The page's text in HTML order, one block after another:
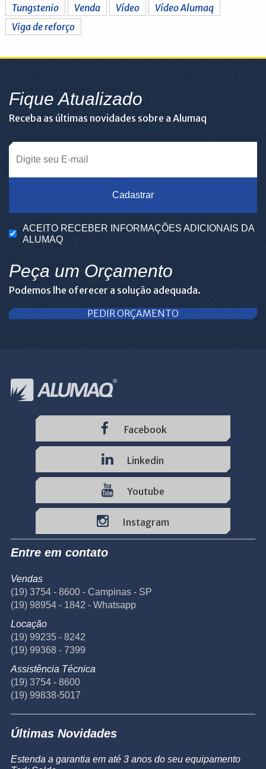
Tungstenio
Venda Vídeo
Vídeo Alumaq
Viga de reforço
Fique Atualizado
Receba as últimas novidades sobre a Alumaq
Cadastrar
ACEITO RECEBER INFORMAÇÕES ADICIONAIS DA
ALUMAQ
Peça um Orçamento
Podemos lhe oferecer a solução adequada.
PEDIR ORÇAMENTO
Facebook
Linkedin
Youtube
Instagram
Entre em contato
Vendas
(19) 3754 - 8600 - Campinas - SP
(19) 98954 - 1842 - Whatsapp
Locação
(19) 99235 - 8242
(19) 99368 - 7399
Assistência Técnica
(19) 3754 - 8600
(19) 99838-5017
Últimas Novidades
Estenda a garantia em até 3 anos do seu equipamento